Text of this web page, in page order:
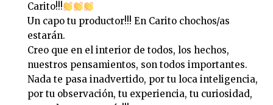
Carito!!!
Un capo tu productor!!! En Carito chochos/as
estarán.
Creo que en el interior de todos, los hechos,
nuestros pensamientos, son todos importantes.
Nada te pasa inadvertido, por tu loca inteligencia,
por tu observación, tu experiencia, tu curiosidad,